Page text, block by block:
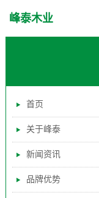
峰泰木业
首页
关于峰泰
新闻资讯
品牌优势